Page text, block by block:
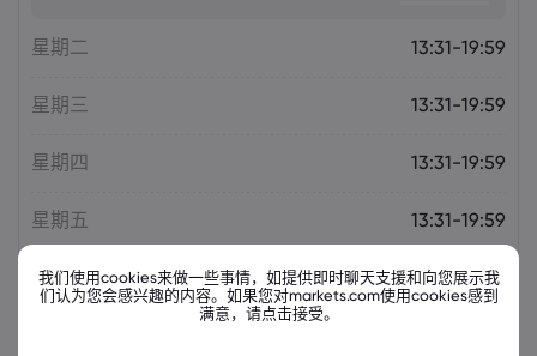
星期二 13:31-19:59
星期三 13:31-19:59
星期四 13:31-19:59
星期五 13:31-19:59
我们使用cookies来做一些事情，如提供即时聊天支援和向您展示我
们认为您会感兴趣的内容。如果您对markets.com使用cookies感到
满意，请点击接受。